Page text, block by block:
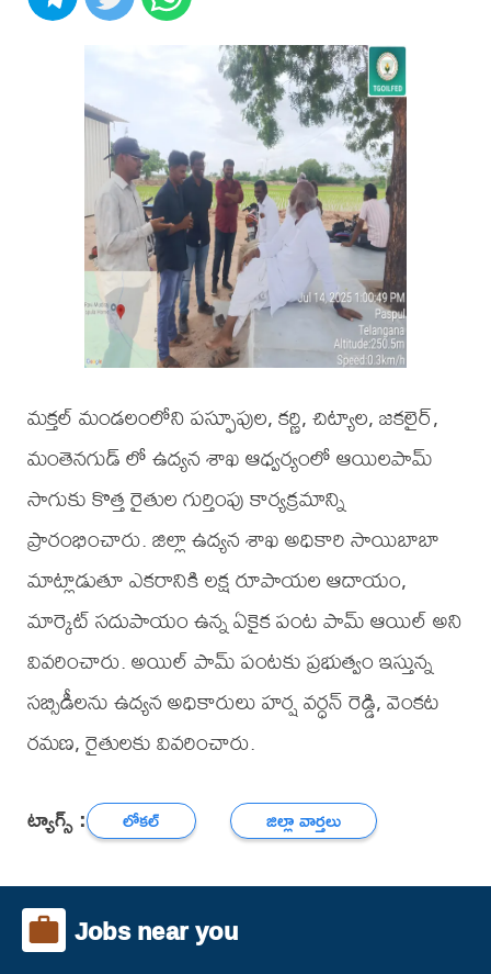
మక్తల్ మండలంలోని పస్ఫూపుల, కర్ణి, చిట్యాల, జకలైర్,
మంతెనగుడ్ లో ఉద్యన శాఖ ఆధ్వర్యంలో ఆయిలపామ్
సాగుకు కొత్త రైతుల గుర్తింపు కార్యక్రమాన్ని
ప్రారంభించారు. జిల్లా ఉద్యన శాఖ అధికారి సాయిబాబా
మాట్లాడుతూ ఎకరానికి లక్ష రూపాయల ఆదాయం,
మార్కెట్ సదుపాయం ఉన్న ఏకైక పంట పామ్ ఆయిల్ అని
వివరించారు. అయిల్ పామ్ పంటకు ప్రభుత్వం ఇస్తున్న
సబ్సిడీలను ఉద్యన అధికారులు హర్ష వర్ధన్ రెడ్డి, వెంకట
రమణ, రైతులకు వివరించారు.
ట్యాగ్స్ : లోకల్ జిల్లా వార్తలు
Jobs near you